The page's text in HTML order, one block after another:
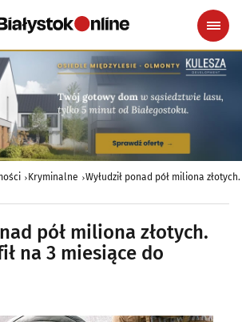
Kryminalne Wyłudził ponad pół miliona
pół miliona złotych.
na 3 miesiące do